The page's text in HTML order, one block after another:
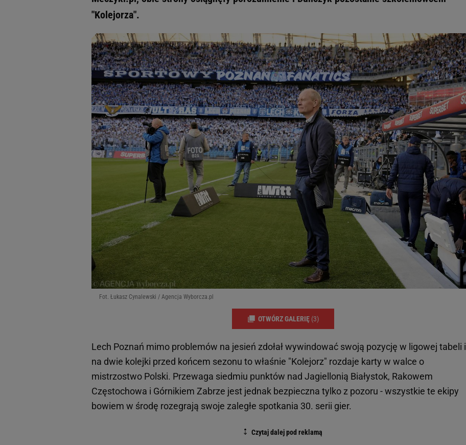
"Kolejorza".
Fot. Łukasz Cynalewski / Agencja Wyborcza.pl
OTWÓRZ GALERIĘ (3)
Lech Poznań mimo problemów na jesień zdołał wywindować swoją pozycję w ligowej tabeli i
na dwie kolejki przed końcem sezonu to właśnie "Kolejorz" rozdaje karty w walce o
mistrzostwo Polski. Przewaga siedmiu punktów nad Jagiellonią Białystok, Rakowem
Częstochowa i Górnikiem Zabrze jest jednak bezpieczna tylko z pozoru - wszystkie te ekipy
bowiem w środę rozegrają swoje zaległe spotkania 30. serii gier.